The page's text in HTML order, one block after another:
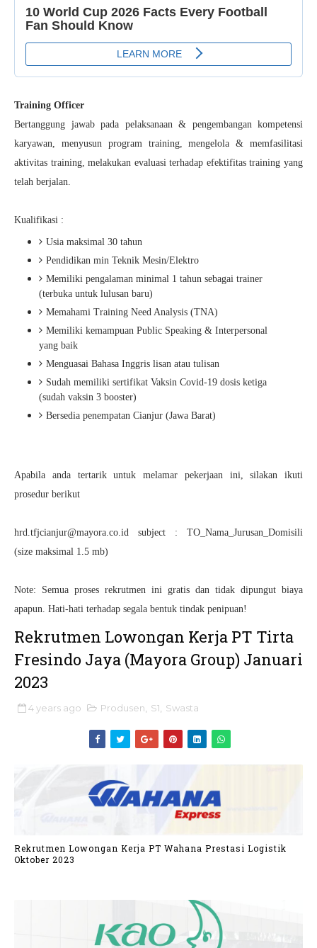
Training Officer
Bertanggung jawab pada pelaksanaan & pengembangan kompetensi
karyawan, menyusun program training, mengelola & memfasilitasi
aktivitas training, melakukan evaluasi terhadap efektifitas training yang
telah berjalan.
Kualifikasi :
Usia maksimal 30 tahun
Pendidikan min Teknik Mesin/Elektro
Memiliki pengalaman minimal 1 tahun sebagai trainer
(terbuka untuk lulusan baru)
Memahami Training Need Analysis (TNA)
Memiliki kemampuan Public Speaking & Interpersonal
yang baik
Menguasai Bahasa Inggris lisan atau tulisan
Sudah memiliki sertifikat Vaksin Covid-19 dosis ketiga
(sudah vaksin 3 booster)
Bersedia penempatan Cianjur (Jawa Barat)
Apabila anda tertarik untuk melamar pekerjaan ini, silakan ikuti
prosedur berikut
hrd.tfjcianjur@mayora.co.id subject : TO_Nama_Jurusan_Domisili
(size maksimal 1.5 mb)
Note: Semua proses rekrutmen ini gratis dan tidak dipungut biaya
apapun. Hati-hati terhadap segala bentuk tindak penipuan!
Rekrutmen Lowongan Kerja PT Tirta
Fresindo Jaya (Mayora Group) Januari
2023
4 years ago Produsen S1 Swasta
Rekrutmen Lowongan Kerja PT Wahana Prestasi Logistik
Oktober 2023